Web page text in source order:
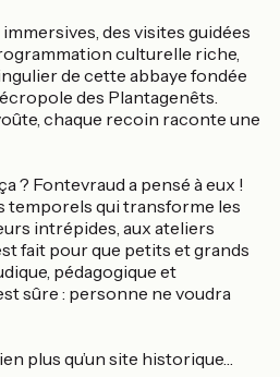
immersives, des visites guidées
culturelle riche,
de cette abbaye fondée
des Plantagenêts.
chaque recoin raconte une
? Fontevraud a pensé à eux !
temporels qui transforme les
intrépides, aux ateliers
fait pour que petits et grands
pédagogique et
sûre : personne ne voudra
plus qu’un site historique…